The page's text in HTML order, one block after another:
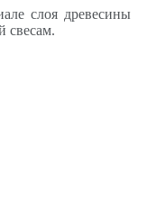
слоя древесины
свесам.